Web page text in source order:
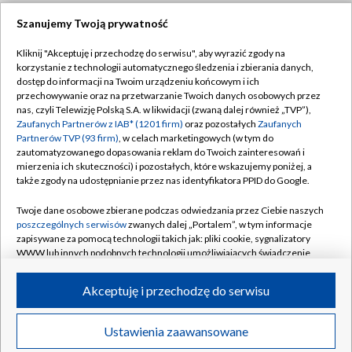
TVP
Abonament TVP
Emisja w TVP
Centrum informacji TVP
Naziemna Telewizja Cyfrowa
Rada Programowa
System NOS
Informacje o nadawcy
Program dla prasy
Ogłoszenie przetargowe
Regulamin TVP
Polityka prywatności
Moje zgody
Pomoc
Kontakt
Kanały
©2026 Telewizja Polska S.A. w likwidacji
Szanujemy Twoją prywatność
Kliknij "Akceptuję i przechodzę do serwisu", aby wyrazić zgody na
korzystanie z technologii automatycznego śledzenia i zbierania danych,
dostęp do informacji na Twoim urządzeniu końcowym i ich
przechowywanie oraz na przetwarzanie Twoich danych osobowych przez
nas, czyli Telewizję Polską S.A. w likwidacji (zwaną dalej również „TVP”),
Zaufanych Partnerów z IAB* (1201 firm) oraz pozostałych Zaufanych
Partnerów TVP (93 firm), w celach marketingowych (w tym do
zautomatyzowanego dopasowania reklam do Twoich zainteresowań i
mierzenia ich skuteczności) i pozostałych, które wskazujemy poniżej, a
także zgody na udostępnianie przez nas identyfikatora PPID do Google.
Twoje dane osobowe zbierane podczas odwiedzania przez Ciebie naszych
poszczególnych serwisówzwanych dalej „Portalem”, w tym informacje
zapisywane za pomocą technologii takich jak: pliki cookie, sygnalizatory
WWW lub innych podobnych technologii umożliwiających świadczenie
ruchu w Internecie.
Twoje dane osobowe zbierane podczas odwiedzania przez Ciebie
poszczególnych serwisówna Portalu, takie jak adresy IP, identyfikatory
Ustawienia zaawansowane
Akceptuję i przechodzę do serwisu